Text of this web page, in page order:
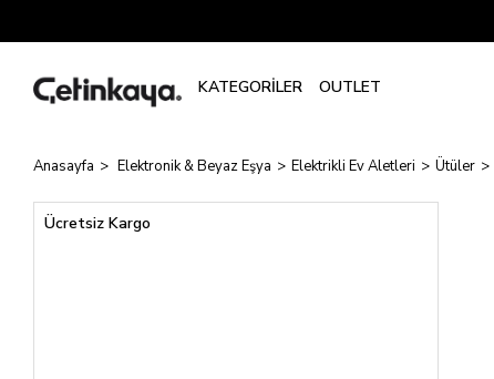
Anasayfa Elektronik & Beyaz Eşya Elektrikli Ev Aletleri Ütüler
Ücretsiz Kargo